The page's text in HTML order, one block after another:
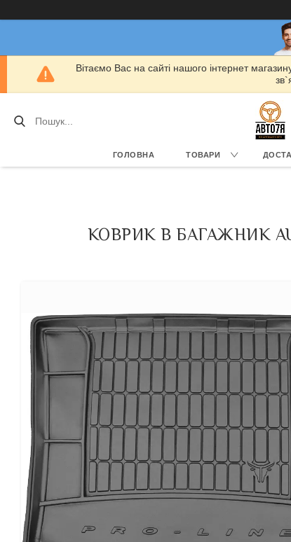
Вітаємо Вас на сайті нашого інтернет
ГОЛОВНА ТОВАРИ
КОВРИК В БАГАЖНИК